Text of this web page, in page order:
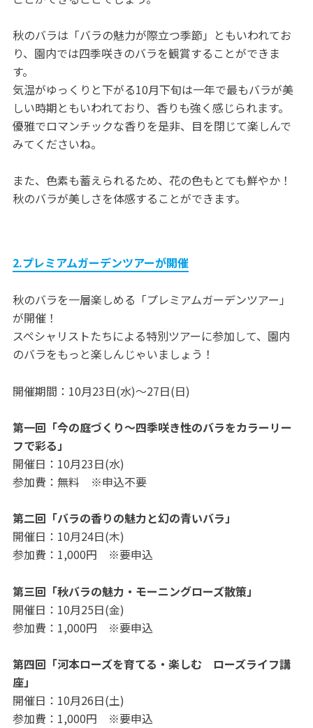
秋のバラは「バラの魅力が際立つ季節」ともいわれてお
り、園内では四季咲きのバラを観賞することができま
す。
気温がゆっくりと下がる10月下旬は一年で最もバラが美
しい時期ともいわれており、香りも強く感じられます。
優雅でロマンチックな香りを是非、目を閉じて楽しんで
みてくださいね。
また、色素も蓄えられるため、花の色もとても鮮やか！
秋のバラが美しさを体感することができます。
2.プレミアムガーデンツアーが開催
秋のバラを一層楽しめる「プレミアムガーデンツアー」
が開催！
スペシャリストたちによる特別ツアーに参加して、園内
のバラをもっと楽しんじゃいましょう！
開催期間：10月23日(水)～27日(日)
第一回「今の庭づくり～四季咲き性のバラをカラーリー
フで彩る」
開催日：10月23日(水)
参加費：無料 ※申込不要
第二回「バラの香りの魅力と幻の青いバラ」
開催日：10月24日(木)
参加費：1,000円 ※要申込
第三回「秋バラの魅力・モーニングローズ散策」
開催日：10月25日(金)
参加費：1,000円 ※要申込
第四回「河本ローズを育てる・楽しむ ローズライフ講
座」
開催日：10月26日(土)
参加費：1,000円 ※要申込